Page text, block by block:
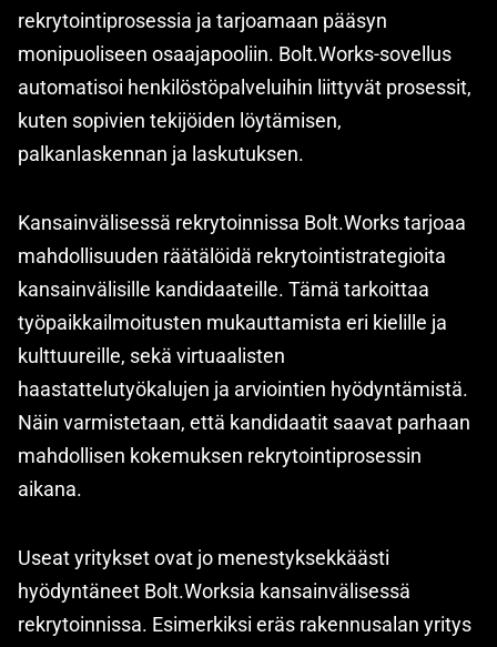
rekrytointiprosessia ja tarjoamaan pääsyn
monipuoliseen osaajapooliin. Bolt.Works-sovellus
automatisoi henkilöstöpalveluihin liittyvät prosessit,
kuten sopivien tekijöiden löytämisen,
palkanlaskennan ja laskutuksen.
Kansainvälisessä rekrytoinnissa Bolt.Works tarjoaa
mahdollisuuden räätälöidä rekrytointistrategioita
kansainvälisille kandidaateille. Tämä tarkoittaa
työpaikkailmoitusten mukauttamista eri kielille ja
kulttuureille, sekä virtuaalisten
haastattelutyökalujen ja arviointien hyödyntämistä.
Näin varmistetaan, että kandidaatit saavat parhaan
mahdollisen kokemuksen rekrytointiprosessin
aikana.
Useat yritykset ovat jo menestyksekkäästi
hyödyntäneet Bolt.Worksia kansainvälisessä
rekrytoinnissa. Esimerkiksi eräs rakennusalan yritys